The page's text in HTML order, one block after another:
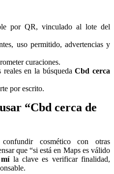
por QR, vinculado al lote del
uso permitido, advertencias y
curaciones.
reales en la búsquedaCbd cerca
por escrito.
“Cbd cerca de
cosmético con otras
que “si está en Maps es válido
la clave es verificar finalidad,